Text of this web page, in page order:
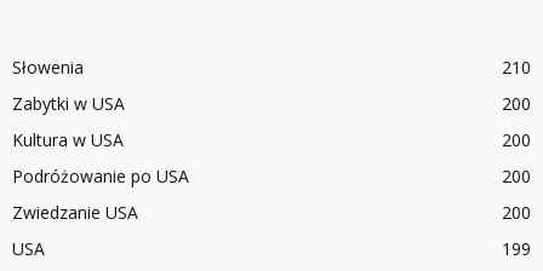
Słowenia
210
Zabytki w USA
200
Kultura w USA
200
Podróżowanie po USA
200
Zwiedzanie USA
200
USA
199